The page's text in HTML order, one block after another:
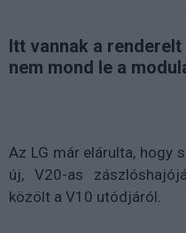
Itt vannak a
nem mond le a
Az LG már elárulta, hogy
új, V20-as
közölt a V10 utódjáról.